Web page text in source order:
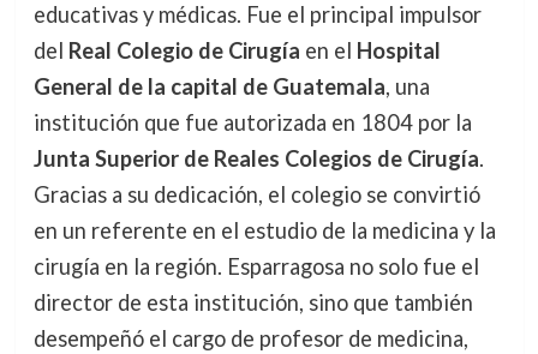
educativas y médicas. Fue el principal impulsor
del Real Colegio de Cirugía en el Hospital
General de la capital de Guatemala, una
institución que fue autorizada en 1804 por la
Junta Superior de Reales Colegios de Cirugía.
Gracias a su dedicación, el colegio se convirtió
en un referente en el estudio de la medicina y la
cirugía en la región. Esparragosa no solo fue el
director de esta institución, sino que también
desempeñó el cargo de profesor de medicina,